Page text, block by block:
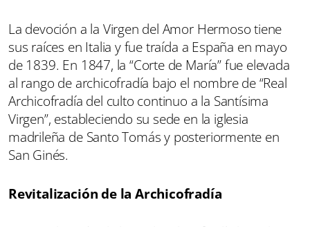
La devoción a la Virgen del Amor Hermoso tiene
sus raíces en Italia y fue traída a España en mayo
de 1839. En 1847, la “Corte de María” fue elevada
al rango de archicofradía bajo el nombre de “Real
Archicofradía del culto continuo a la Santísima
Virgen”, estableciendo su sede en la iglesia
madrileña de Santo Tomás y posteriormente en
San Ginés.
Revitalización de la Archicofradía